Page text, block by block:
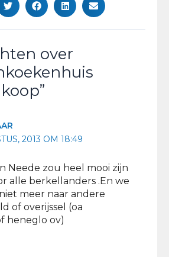
over
2013 OM 18:49
Neede zou heel mooi zijn
alle berkellanders .En we
meer naar andere
of overijssel (oa
heneglo ov)